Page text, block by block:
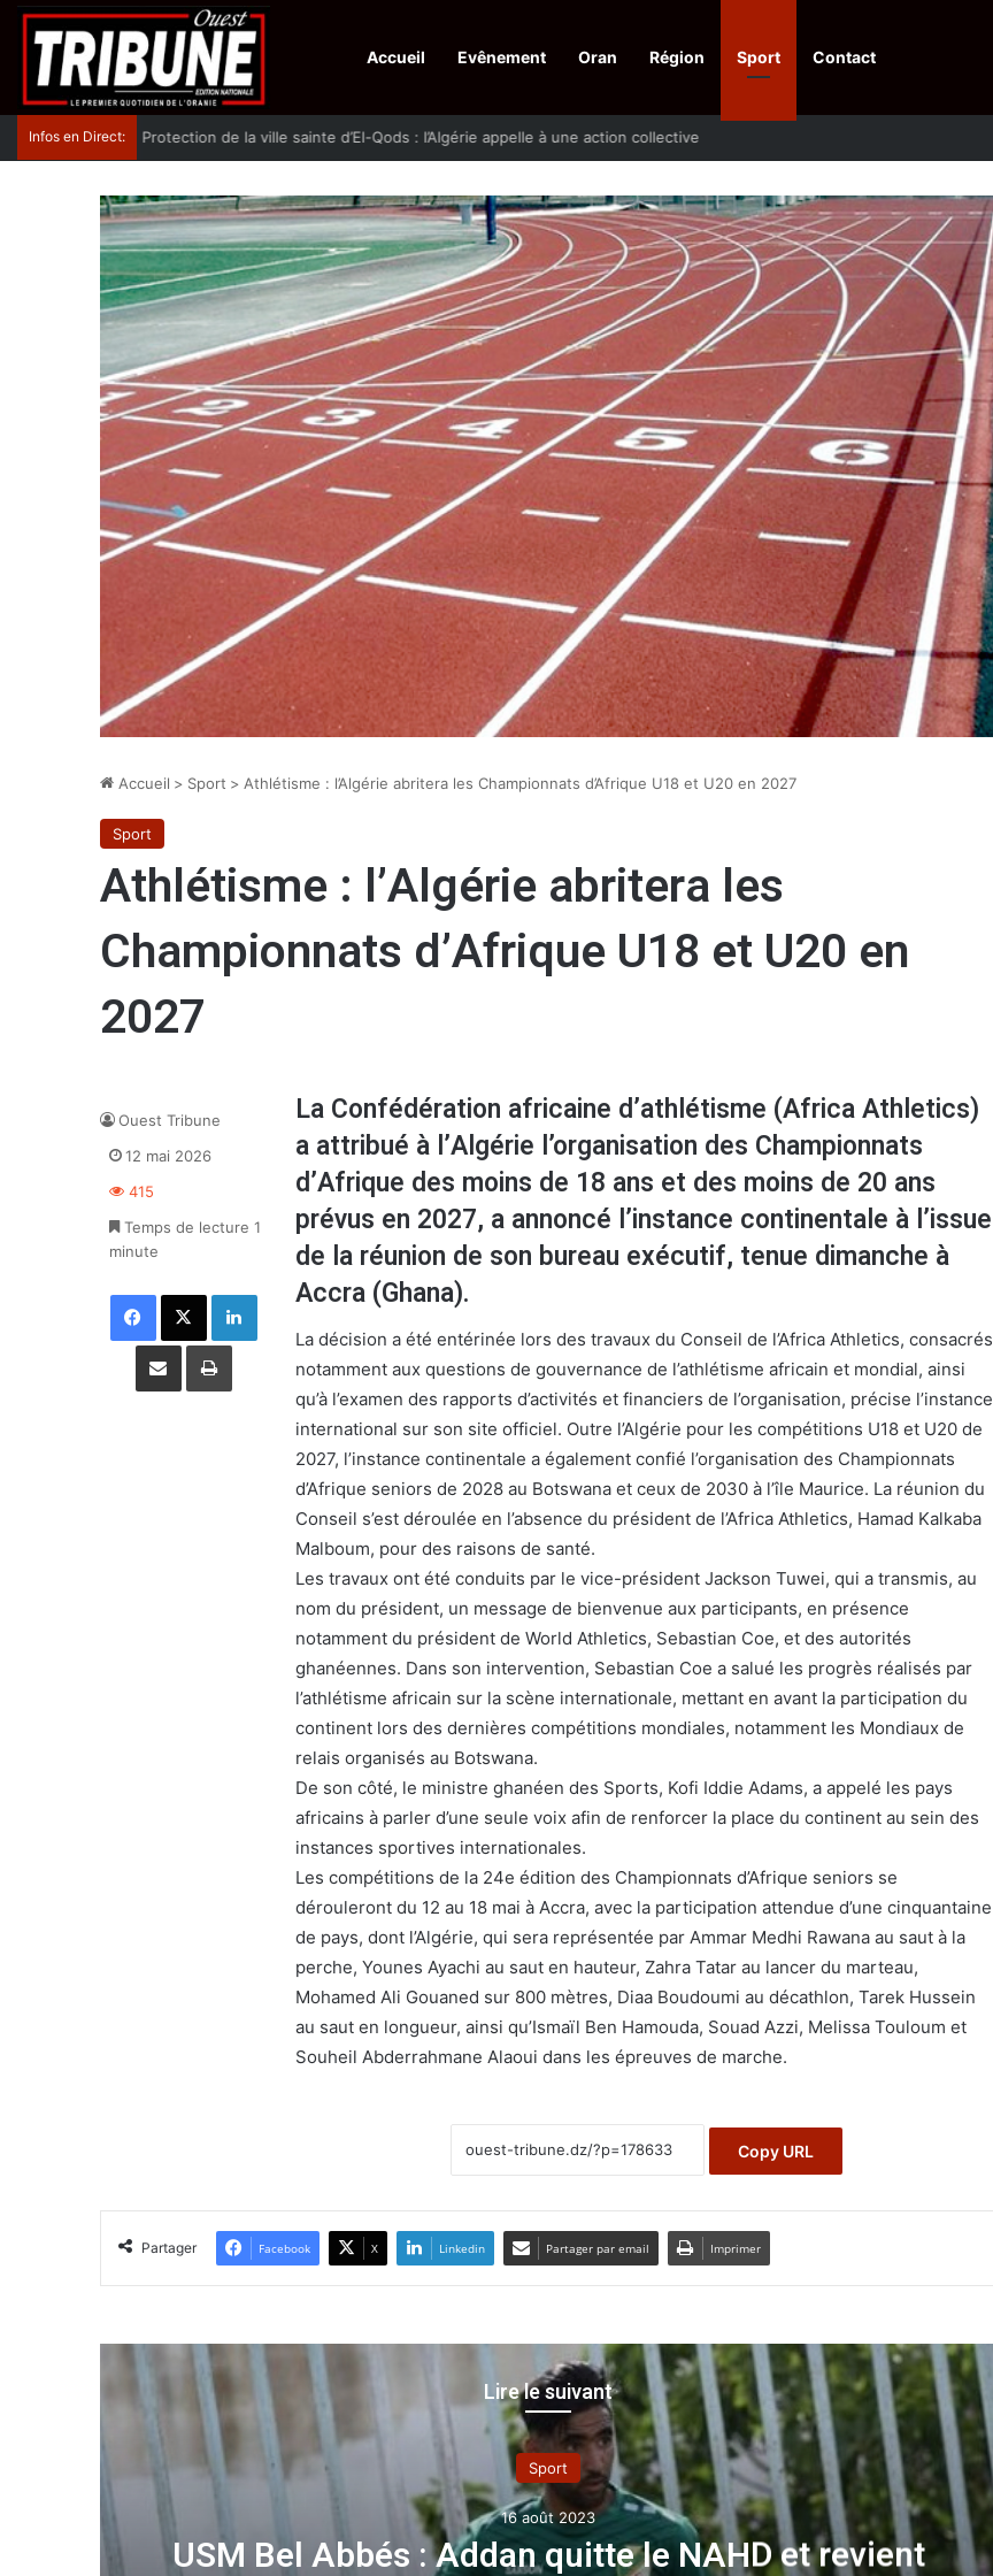
Accueil Evênement Oran Région Sport Contact
Infos en Direct: Protection de la ville sainte d’El-Qods : l’Algérie appelle à une action collective
Accueil > Sport > Athlétisme : l’Algérie abritera les Championnats d’Afrique U18 et U20 en 2027
Sport
Athlétisme : l’Algérie abritera les
Championnats d’Afrique U18 et U20 en
2027
La Confédération africaine d’athlétisme (Africa Athletics)
a attribué à l’Algérie l’organisation des Championnats
d’Afrique des moins de 18 ans et des moins de 20 ans
prévus en 2027, a annoncé l’instance continentale à l’issue
de la réunion de son bureau exécutif, tenue dimanche à
Accra (Ghana).
La décision a été entérinée lors des travaux du Conseil de l’Africa Athletics, consacrés
notamment aux questions de gouvernance de l’athlétisme africain et mondial, ainsi
qu’à l’examen des rapports d’activités et financiers de l’organisation, précise l’instance
international sur son site officiel. Outre l’Algérie pour les compétitions U18 et U20 de
2027, l’instance continentale a également confié l’organisation des Championnats
d’Afrique seniors de 2028 au Botswana et ceux de 2030 à l’île Maurice. La réunion du
Conseil s’est déroulée en l’absence du président de l’Africa Athletics, Hamad Kalkaba
Malboum, pour des raisons de santé.
Les travaux ont été conduits par le vice-président Jackson Tuwei, qui a transmis, au
nom du président, un message de bienvenue aux participants, en présence
notamment du président de World Athletics, Sebastian Coe, et des autorités
ghanéennes. Dans son intervention, Sebastian Coe a salué les progrès réalisés par
l’athlétisme africain sur la scène internationale, mettant en avant la participation du
continent lors des dernières compétitions mondiales, notamment les Mondiaux de
relais organisés au Botswana.
De son côté, le ministre ghanéen des Sports, Kofi Iddie Adams, a appelé les pays
africains à parler d’une seule voix afin de renforcer la place du continent au sein des
instances sportives internationales.
Les compétitions de la 24e édition des Championnats d’Afrique seniors se
dérouleront du 12 au 18 mai à Accra, avec la participation attendue d’une cinquantaine
de pays, dont l’Algérie, qui sera représentée par Ammar Medhi Rawana au saut à la
perche, Younes Ayachi au saut en hauteur, Zahra Tatar au lancer du marteau,
Mohamed Ali Gouaned sur 800 mètres, Diaa Boudoumi au décathlon, Tarek Hussein
au saut en longueur, ainsi qu’Ismaïl Ben Hamouda, Souad Azzi, Melissa Touloum et
Souheil Abderrahmane Alaoui dans les épreuves de marche.
Copy URL
Ouest Tribune
12 mai 2026
415
Temps de lecture 1
minute
Facebook X Linkedin
Partager par email Imprimer
Partager Facebook X Linkedin Partager par email Imprimer
Lire le suivant
A la une
1 janvier 2022
CAN 2021 Amical-Algérie-Gambie: